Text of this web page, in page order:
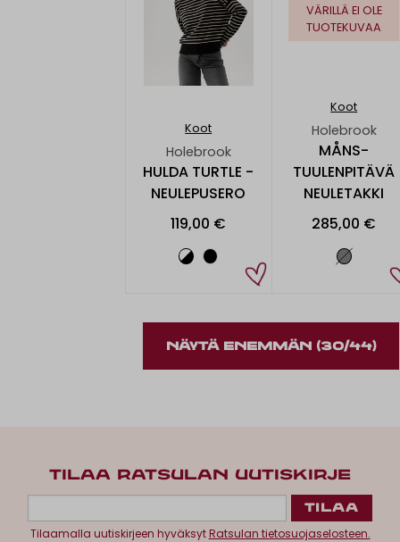
Koot
Holebrook
HULDA TURTLE -
NEULEPUSERO
119,00 €
VÄRILLÄ EI OLE
TUOTEKUVAA
Koot
Holebrook
MÅNS-
TUULENPITÄVÄ
NEULETAKKI
285,00 €
NÄYTÄ ENEMMÄN (30/44)
TILAA RATSULAN UUTISKIRJE
Tilaamalla uutiskirjeen hyväksytRatsulan tietosuojaselosteen.